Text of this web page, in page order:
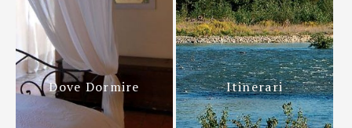
Dove Dormire Itinerari